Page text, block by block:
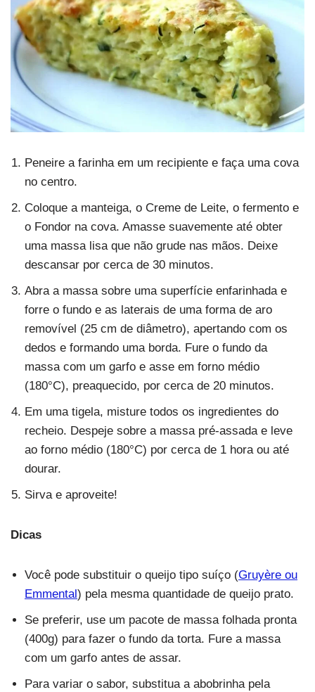
Peneire a farinha em um recipiente e faça uma cova
no centro.
Coloque a manteiga, o Creme de Leite, o fermento e
o Fondor na cova. Amasse suavemente até obter
uma massa lisa que não grude nas mãos. Deixe
descansar por cerca de 30 minutos.
Abra a massa sobre uma superfície enfarinhada e
forre o fundo e as laterais de uma forma de aro
removível (25 cm de diâmetro), apertando com os
dedos e formando uma borda. Fure o fundo da
massa com um garfo e asse em forno médio
(180°C), preaquecido, por cerca de 20 minutos.
Em uma tigela, misture todos os ingredientes do
recheio. Despeje sobre a massa pré-assada e leve
ao forno médio (180°C) por cerca de 1 hora ou até
dourar.
Sirva e aproveite!
Dicas
Você pode substituir o queijo tipo suíço (Gruyère ou
Emmental) pela mesma quantidade de queijo prato.
Se preferir, use um pacote de massa folhada pronta
(400g) para fazer o fundo da torta. Fure a massa
com um garfo antes de assar.
Para variar o sabor, substitua a abobrinha pela